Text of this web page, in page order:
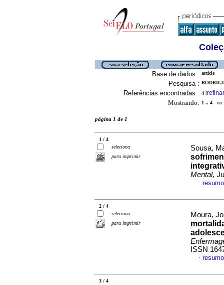
Base de dados : article
Pesquisa :
Referências encontradas : 4 [refinar
Mostrando: 1 .. 4 no
página 1 de 1
1 / 4
seleciona
para imprimir
Sousa,
Mental,
·
2 / 4
seleciona
para imprimir
Moura,
ISSN
·
3 / 4